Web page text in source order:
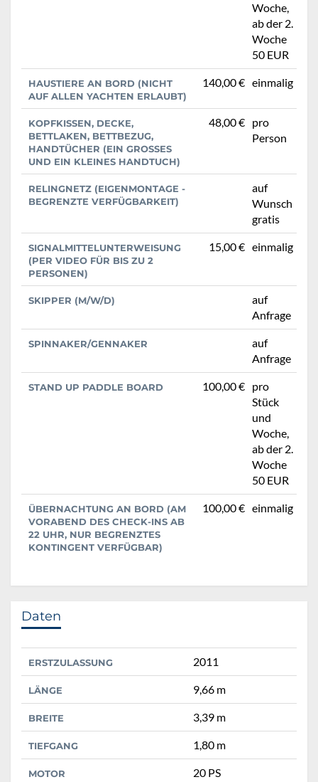
Woche,
ab der 2.
Woche
50 EUR
HAUSTIERE AN BORD (NICHT
AUF ALLEN YACHTEN ERLAUBT)
140,00 € einmalig
KOPFKISSEN, DECKE,
BETTLAKEN, BETTBEZUG,
HANDTÜCHER (EIN GROSSES U
ND EIN KLEINES HANDTUCH)
48,00 € pro
Person
RELINGNETZ (EIGENMONTAGE -
BEGRENZTE VERFÜGBARKEIT)
auf
Wunsch
gratis
SIGNALMITTELUNTERWEISUNG
(PER VIDEO FÜR BIS ZU 2
PERSONEN)
15,00 € einmalig
SKIPPER (M/W/D)
auf
Anfrage
SPINNAKER/GENNAKER
auf
Anfrage
STAND UP PADDLE BOARD 100,00 € pro
Stück
und
Woche,
ab der 2.
Woche
50 EUR
ÜBERNACHTUNG AN BORD (AM
VORABEND DES CHECK-INS AB
22 UHR, NUR BEGRENZTES
KONTINGENT VERFÜGBAR)
100,00 € einmalig
Daten
ERSTZULASSUNG 2011
LÄNGE 9,66 m
BREITE 3,39 m
TIEFGANG 1,80 m
MOTOR 20 PS